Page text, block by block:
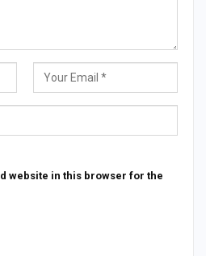
website in this browser for the